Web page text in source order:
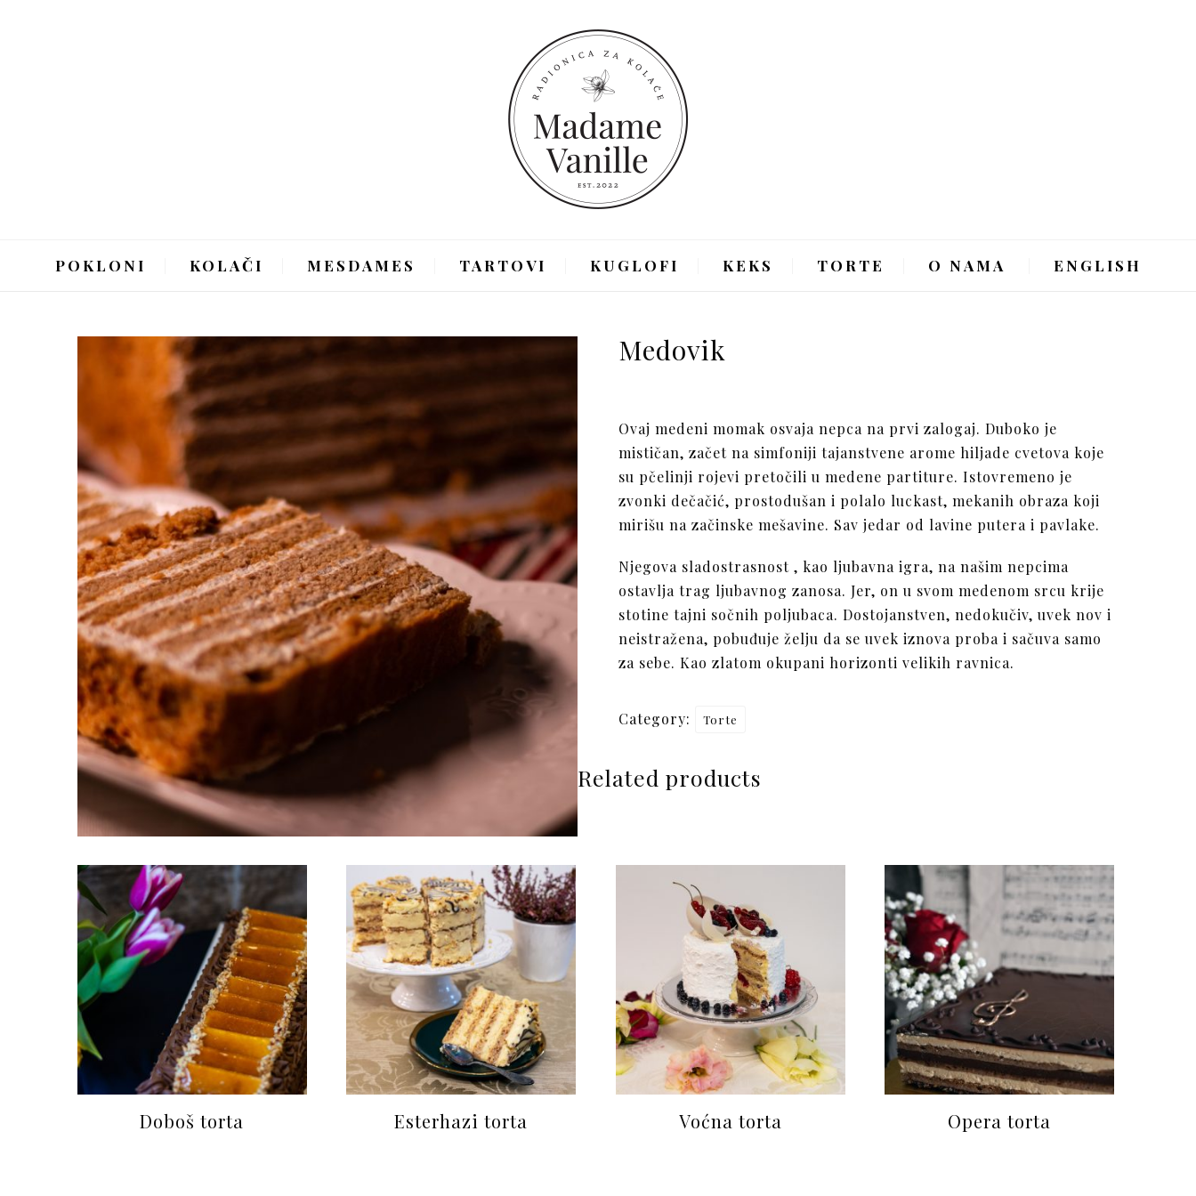
POKLONI KOLAČI MESDAMES TARTOVI KUGLOFI KEKS TORTE O NAMA ENGLISH
Medovik
Ovaj medeni momak osvaja nepca na prvi zalogaj. Duboko je
mističan, začet na simfoniji tajanstvene arome hiljade cvetova koje
su pčelinji rojevi pretočili u medene partiture. Istovremeno je
zvonki dečačić, prostodušan i polalo luckast, mekanih obraza koji
mirišu na začinske mešavine. Sav jedar od lavine putera i pavlake.
Njegova sladostrasnost , kao ljubavna igra, na našim nepcima
ostavlja trag ljubavnog zanosa. Jer, on u svom medenom srcu krije
stotine tajni sočnih poljubaca. Dostojanstven, nedokučiv, uvek nov i
neistražena, pobuđuje želju da se uvek iznova proba i sačuva samo
za sebe. Kao zlatom okupani horizonti velikih ravnica.
Category: Torte
Related products
Doboš torta Esterhazi torta Voćna torta Opera torta